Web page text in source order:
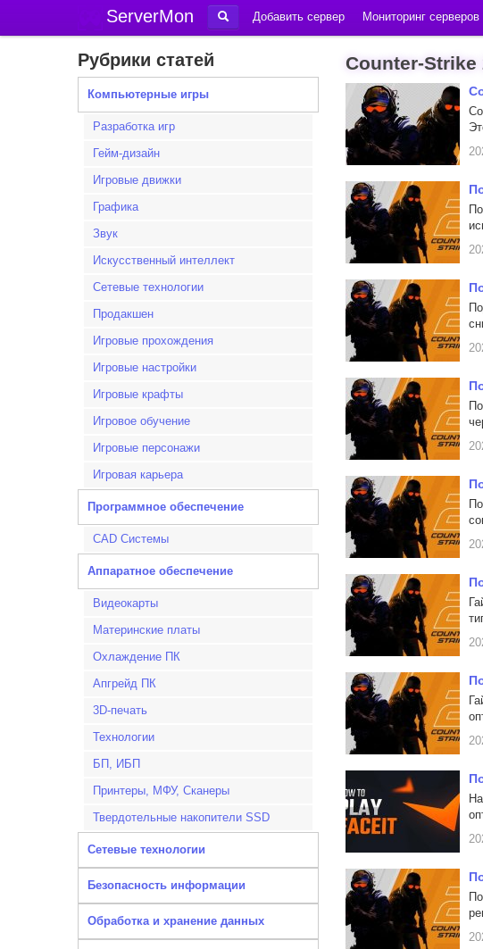
ServerMon Добавить сервер Мониторинг серверов
Рубрики статей
Компьютерные игры
Разработка игр
Гейм-дизайн
Игровые движки
Графика
Звук
Искусственный интеллект
Сетевые технологии
Продакшен
Игровые прохождения
Игровые настройки
Игровые крафты
Игровое обучение
Игровые персонажи
Игровая карьера
Программное обеспечение
CAD Системы
Аппаратное обеспечение
Видеокарты
Материнские платы
Охлаждение ПК
Апгрейд ПК
3D-печать
Технологии
БП, ИБП
Принтеры, МФУ, Сканеры
Твердотельные накопители SSD
Сетевые технологии
Безопасность информации
Обработка и хранение данных
Counter-Strike